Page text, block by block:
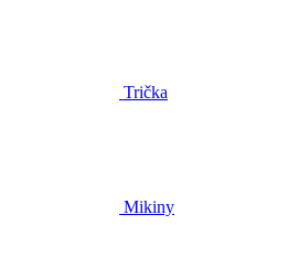
Trička
Mikiny